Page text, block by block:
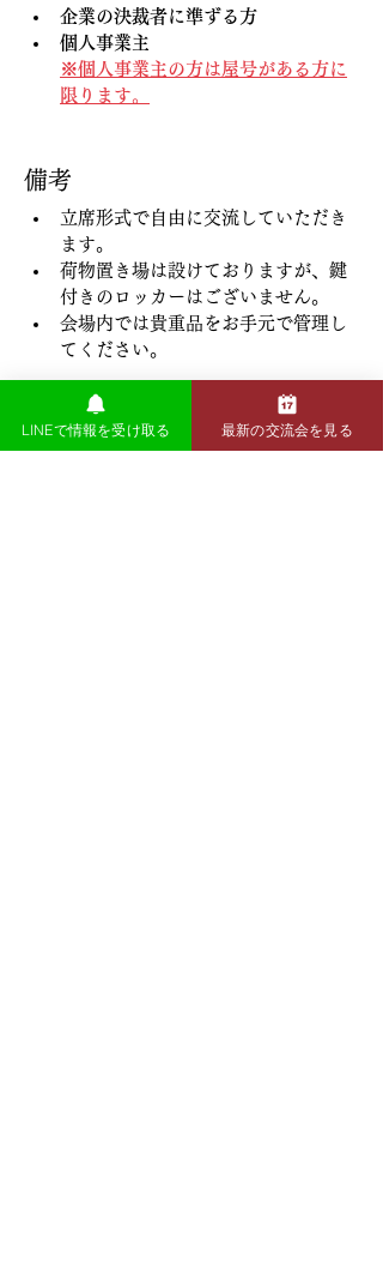
企業の決裁者に準ずる方
個人事業主
※個人事業主の方は屋号がある方に
限ります。
備考
立席形式で自由に交流していただき
ます。
荷物置き場は設けておりますが、鍵
付きのロッカーはございません。
会場内では貴重品をお手元で管理し
てください。
LINEで情報を受け取る 最新の交流会を見る